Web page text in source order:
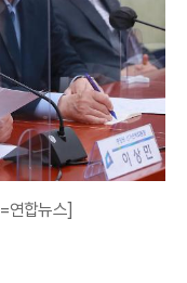
연합뉴스]